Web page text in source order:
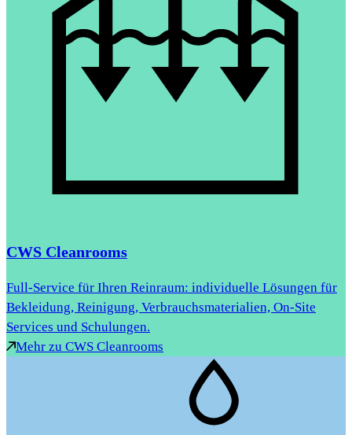
CWS Cleanrooms
Full-Service für Ihren Reinraum: individuelle Lösungen für
Bekleidung, Reinigung, Verbrauchsmaterialien, On-Site
Services und Schulungen.
Mehr zu CWS Cleanrooms